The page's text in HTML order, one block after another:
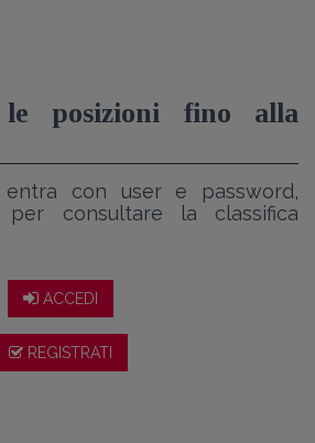
posizioni fino alla
con user e password,
consultare la classifica
ACCEDI
REGISTRATI